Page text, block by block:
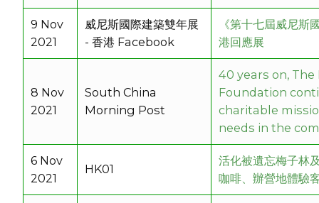
9 Nov
2021
威尼斯國際建築雙年展
- 香港 Facebook
《第十七屆威尼斯
港回應展
8 Nov
2021
South China
Morning Post
40 years on,
Foundation
charitable
needs in the
6 Nov
2021
HK01
活化被遺忘梅子林
咖啡、辦營地體驗